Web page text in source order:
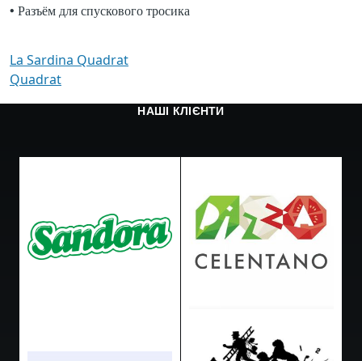
• Разъём для спускового тросика
La Sardina Quadrat
Quadrat
НАШІ КЛІЄНТИ